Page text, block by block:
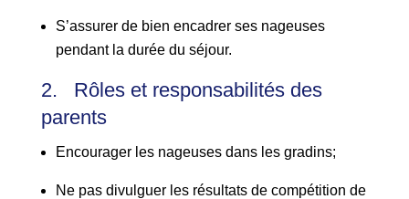
S’assurer de bien encadrer ses nageuses
pendant la durée du séjour.
2. Rôles et responsabilités des
parents
Encourager les nageuses dans les gradins;
Ne pas divulguer les résultats de compétition de